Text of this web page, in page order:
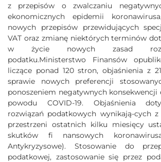
z przepisów o zwalczaniu
ekonomicznych epidemii
nowych przepisów przewidujących
VAT oraz zmianę niektórych terminów
w życie nowych zasad
podatku.Ministerstwo Finansów
liczące ponad 120 stron, objaśnienia z
sprawie nowych preferencji
ponoszeniem negatywnych konsekwencji
powodu COVID-19. Objaśnienia
rozwiązań podatkowych wynikają-cych
przestrzeni ostatnich kilku miesięcy
skutków fi nansowych
Antykryzysowe). Stosowanie do
podatkowej, zastosowanie się przez